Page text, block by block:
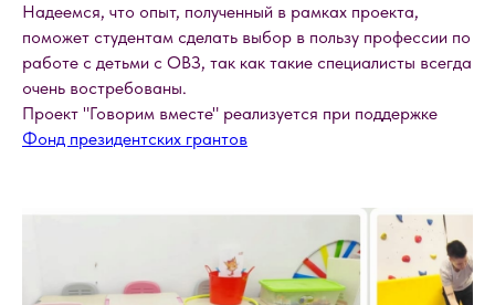
Надеемся, что опыт, полученный в рамках проекта,
поможет студентам сделать выбор в пользу профессии по
работе с детьми с ОВЗ, так как такие специалисты всегда
очень востребованы.
Проект "Говорим вместе" реализуется при поддержке
Фонд президентских грантов